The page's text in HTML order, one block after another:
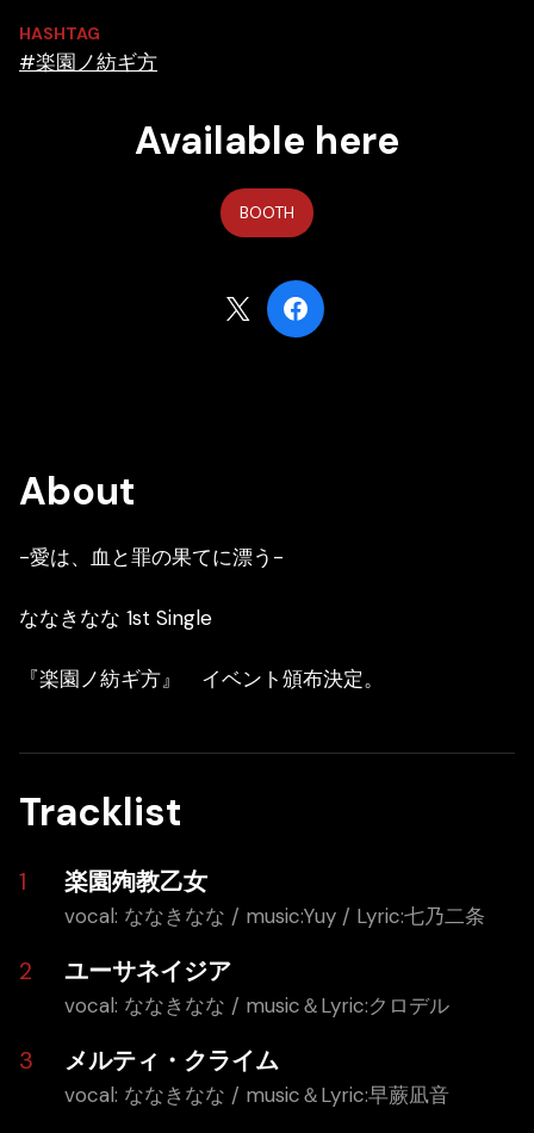
HASHTAG
#楽園ノ紡ギ方
Available here
BOOTH
About
-愛は、血と罪の果てに漂う-
ななきなな 1st Single
『楽園ノ紡ギ方』 イベント頒布決定。
Tracklist
楽園殉教乙女
vocal: ななきなな / music:Yuy / Lyric:七乃二条
ユーサネイジア
vocal: ななきなな / music＆Lyric:クロデル
メルティ・クライム
vocal: ななきなな / music＆Lyric:早蕨凪音